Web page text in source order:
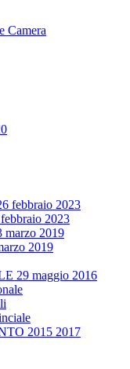
Camera
febbraio 2023
2023
2019
2019
29 maggio 2016
2015 2017